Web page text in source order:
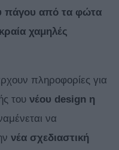
πάγου από τα φώτα
χαμηλές
πληροφορίες για
του νέου design η
να
νέα σχεδιαστική